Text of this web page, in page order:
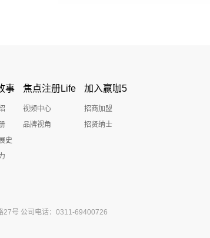
事
史
焦点注册Life
视频中心
品牌视角
加入赢咖5
招商加盟
招贤纳士
27号 公司电话：0311-69400726